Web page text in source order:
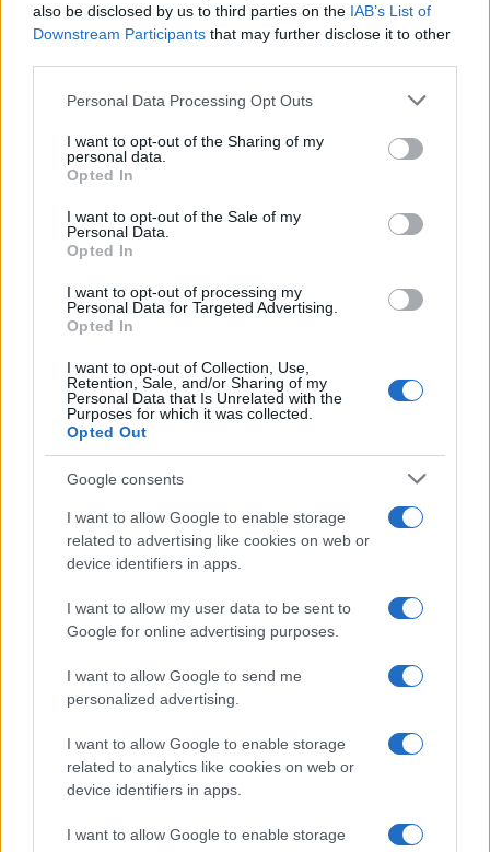
also be disclosed by us to third parties on the IAB’s List of
Downstream Participants that may further disclose it to other
Please note that this website/app uses one or more Google
not limited to your visit or usage behaviour. You may click to
grant or deny consent to Google and its third-party tags to
use your data for below specified purposes in below Google
consent section.
Personal Data Processing Opt Outs
I want to opt-out of the Sharing of my
personal data.
Opted In
I want to opt-out of the Sale of my
Personal Data.
Opted In
I want to opt-out of processing my
Personal Data for Targeted Advertising.
Opted In
I want to opt-out of Collection, Use,
Retention, Sale, and/or Sharing of my
Personal Data that Is Unrelated with the
Purposes for which it was collected.
Opted Out
Google consents
I want to allow Google to enable storage
related to advertising like cookies on web or
device identifiers in apps.
I want to allow my user data to be sent to
Google for online advertising purposes.
I want to allow Google to send me
personalized advertising.
I want to allow Google to enable storage
related to analytics like cookies on web or
device identifiers in apps.
I want to allow Google to enable storage
grožnje ter lahke telesne poškodbe- na območju
občine Mislinja so semed zabavo sprli znanci, zaradi
česar je osumljenka telesno poškodovala znanko,
kasneje pa ji je, skupaj s partnerjem, zagrozila z
napadom na njeno življenje in telo. Po vseh zbranih
obvestilih in dokazih bodo policisti zoper storilca in
storilko podali kazenske ovadbe na Okrožno državno
tožilstvo v Slovenj Gradcu.
OSTALO
V soboto popoldan je občanka na območju Slovenj
Gradca našla denarnico. Dostavila jo je na tukajšnjo
policijsko postajo, policisti jo bodo v nadaljevanju vrnili
lastnici.
V soboto popoldan je bil vMislinji, v strugi reke
Mislinje, najdenmrtev domačin. Z ogledom kraja in z
zbiranjem obvestil policisti niso ugotovili sumljivih
okoliščin. Po vseh zbranih obvestilih bodo zadevo
Slovenj Gradcu.